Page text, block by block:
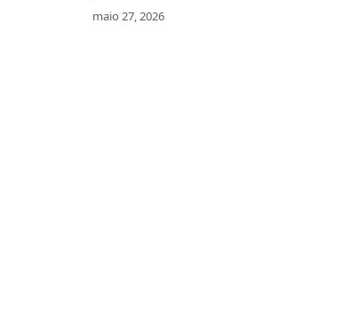
maio 27, 2026